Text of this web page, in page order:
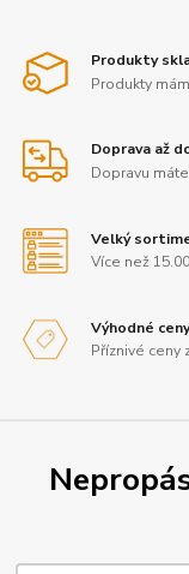
Produkty
Produkty
Doprava až
Dopravu
Velký
Více než
Výhodné
Příznivé ceny